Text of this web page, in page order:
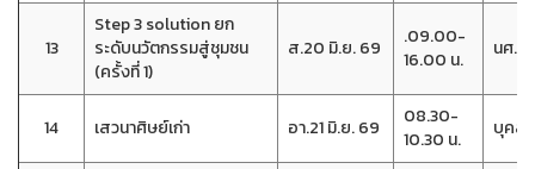
13
Step 3 solution ยก
ระดับนวัตกรรมสู่ชุมชน
(ครั้งที่ 1)
ส.20 มิ.ย. 69
.09.00-
16.00 น.
นศ.วิ
14 เสวนาศิษย์เก่า อา.21 มิ.ย. 69
08.30-
10.30 น.
บุคล